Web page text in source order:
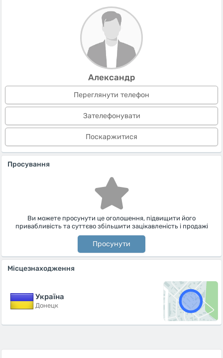
Александр
Переглянути телефон
Зателефонувати
Поскаржитися
Просування
Ви можете просунути це оголошення, підвищити його
привабливість та суттєво збільшити зацікавленість і продажі
Просунути
Місцезнаходження
Україна
Донецк